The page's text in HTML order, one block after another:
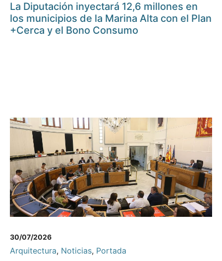
La Diputación inyectará 12,6 millones en
los municipios de la Marina Alta con el Plan
+Cerca y el Bono Consumo
30/07/2026
Arquitectura, Noticias, Portada